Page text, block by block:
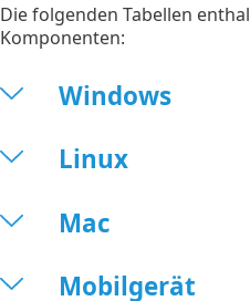
Die folgenden Tabellen
Komponenten:
Windows
Linux
Mac
Mobilgerät